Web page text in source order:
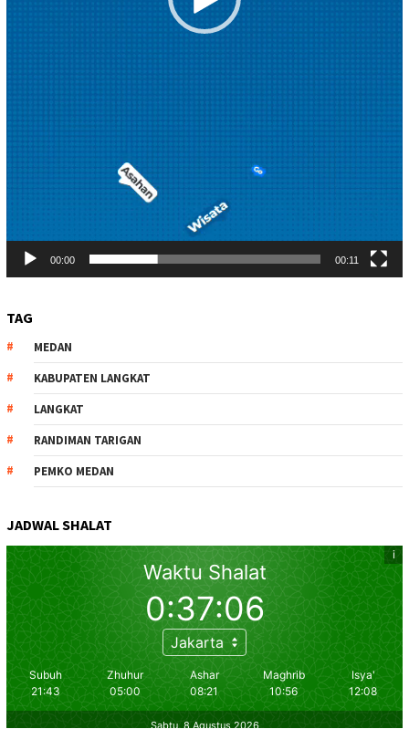
00:00 00:11
TAG
MEDAN
KABUPATEN LANGKAT
LANGKAT
RANDIMAN TARIGAN
PEMKO MEDAN
JADWAL SHALAT